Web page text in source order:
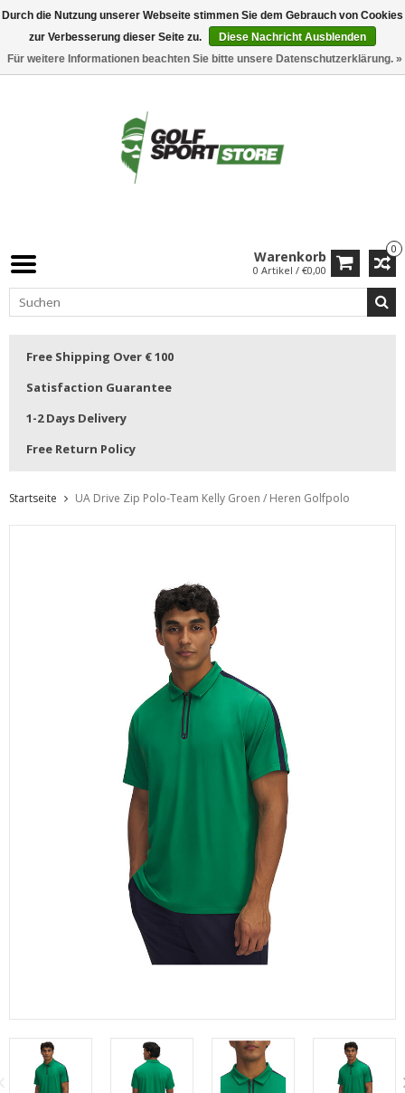
0
Warenkorb
0 Artikel / €0,00
Free Shipping Over € 100
Satisfaction Guarantee
1-2 Days Delivery
Free Return Policy
Startseite UA Drive Zip Polo-Team Kelly Groen / Heren Golfpolo
Durch die Nutzung unserer Webseite stimmen Sie dem Gebrauch von Cookies
zur Verbesserung dieser Seite zu.
Diese Nachricht Ausblenden
Für weitere Informationen beachten Sie bitte unsere Datenschutzerklärung. »